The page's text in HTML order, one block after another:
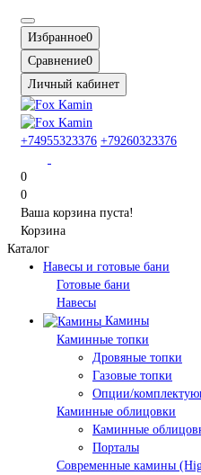
Избранное0
Сравнение0
Личный кабинет
+74955323376 +79260323376
0
0
Ваша корзина пуста!
Корзина
Каталог
Навесы и готовые бани
Готовые бани
Навесы
Камины
Каминные топки
Дровяные топки
Газовые топки
Опции/
Каминные облицовки
Каминные
Порталы
Современные камины